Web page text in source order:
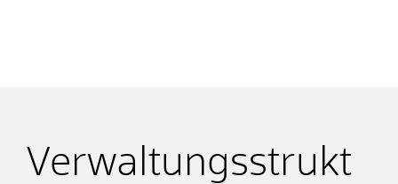
Verwaltungsstrukt